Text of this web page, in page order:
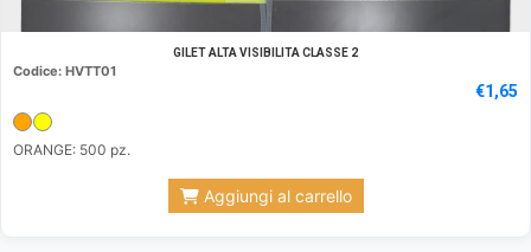
GILET ALTA VISIBILITA CLASSE 2
Codice: HVTT01
€1,65
ORANGE: 500 pz.
Aggiungi al carrello